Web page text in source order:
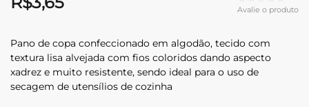
Avalie o produto
Pano de copa confeccionado em algodão, tecido com
textura lisa alvejada com fios coloridos dando aspecto
xadrez e muito resistente, sendo ideal para o uso de
secagem de utensílios de cozinha